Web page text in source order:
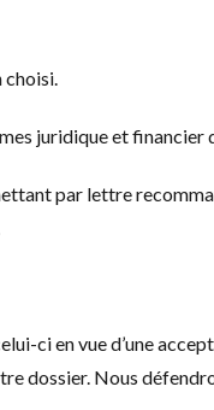
choisi.
juridique et financier
par lettre
ci en vue d’une
Nous